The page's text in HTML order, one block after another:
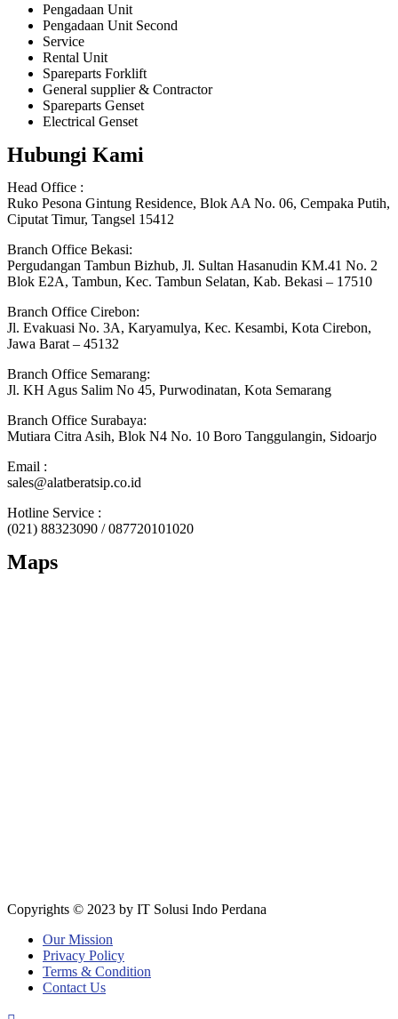
Pengadaan Unit
Pengadaan Unit Second
Service
Rental Unit
Spareparts Forklift
General supplier & Contractor
Spareparts Genset
Electrical Genset
Hubungi Kami
Head Office :
Ruko Pesona Gintung Residence, Blok AA No. 06, Cempaka Putih,
Ciputat Timur, Tangsel 15412
Branch Office Bekasi:
Pergudangan Tambun Bizhub, Jl. Sultan Hasanudin KM.41 No. 2
Blok E2A, Tambun, Kec. Tambun Selatan, Kab. Bekasi – 17510
Branch Office Cirebon:
Jl. Evakuasi No. 3A, Karyamulya, Kec. Kesambi, Kota Cirebon,
Jawa Barat – 45132
Branch Office Semarang:
Jl. KH Agus Salim No 45, Purwodinatan, Kota Semarang
Branch Office Surabaya:
Mutiara Citra Asih, Blok N4 No. 10 Boro Tanggulangin, Sidoarjo
Email :
sales@alatberatsip.co.id
Hotline Service :
(021) 88323090 / 087720101020
Maps
Copyrights © 2023 by IT Solusi Indo Perdana
Our Mission
Privacy Policy
Terms & Condition
Contact Us